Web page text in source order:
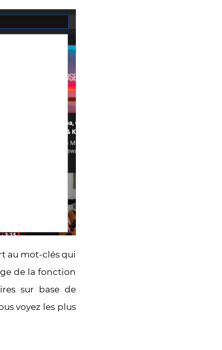
au mot-clés qui
de la fonction
sur base de
voyez les plus